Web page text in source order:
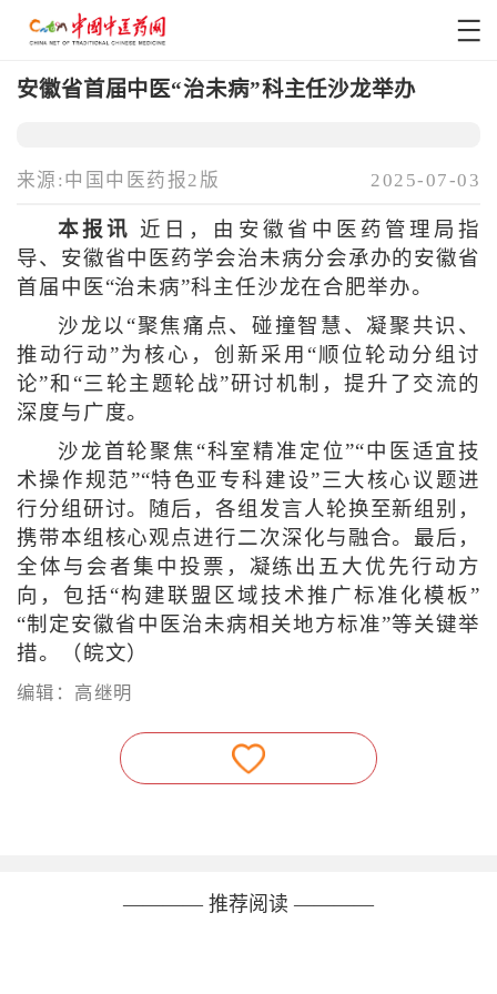
安徽省首届中医“治未病”科主任沙龙举办
来源:中国中医药报2版 2025-07-03
本报讯 近日，由安徽省中医药管理局指
导、安徽省中医药学会治未病分会承办的安徽省
首届中医“治未病”科主任沙龙在合肥举办。
沙龙以“聚焦痛点、碰撞智慧、凝聚共识、
推动行动”为核心，创新采用“顺位轮动分组讨
论”和“三轮主题轮战”研讨机制，提升了交流的
深度与广度。
沙龙首轮聚焦“科室精准定位”“中医适宜技
术操作规范”“特色亚专科建设”三大核心议题进
行分组研讨。随后，各组发言人轮换至新组别，
携带本组核心观点进行二次深化与融合。最后，
全体与会者集中投票，凝练出五大优先行动方
向，包括“构建联盟区域技术推广标准化模板”
“制定安徽省中医治未病相关地方标准”等关键举
措。（皖文）
编辑：高继明
———— 推荐阅读 ————